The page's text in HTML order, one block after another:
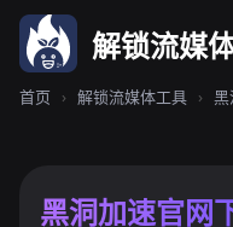
解锁流媒
首页 › 解锁流媒体工具 › 黑
黑洞加速官网